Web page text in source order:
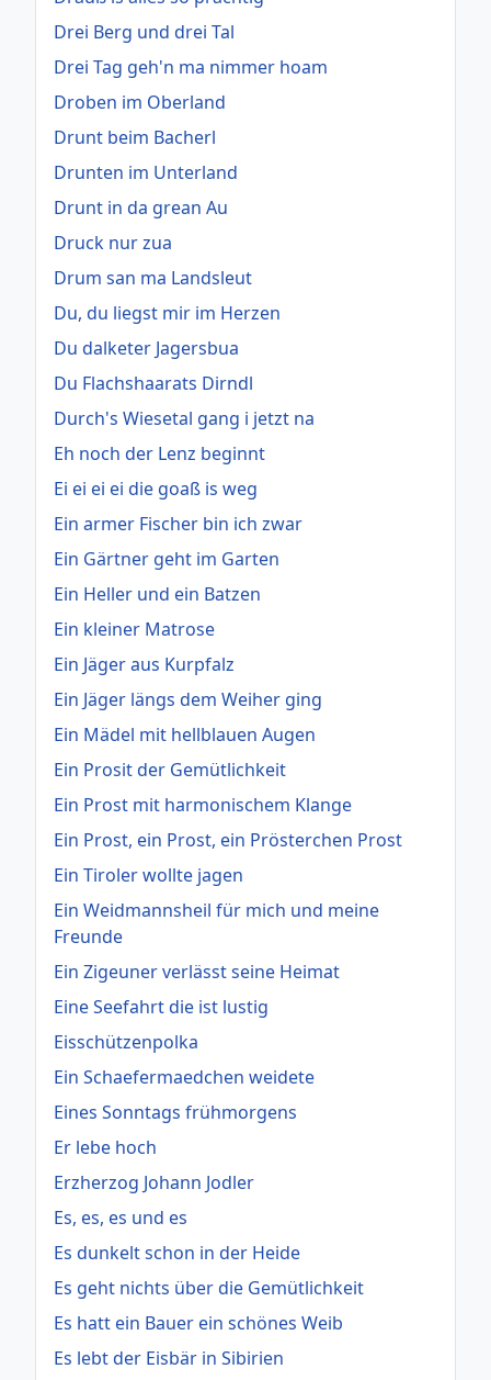
Drei Berg und drei Tal
Drei Tag geh'n ma nimmer hoam
Droben im Oberland
Drunt beim Bacherl
Drunten im Unterland
Drunt in da grean Au
Druck nur zua
Drum san ma Landsleut
Du, du liegst mir im Herzen
Du dalketer Jagersbua
Du Flachshaarats Dirndl
Durch's Wiesetal gang i jetzt na
Eh noch der Lenz beginnt
Ei ei ei ei die goaß is weg
Ein armer Fischer bin ich zwar
Ein Gärtner geht im Garten
Ein Heller und ein Batzen
Ein kleiner Matrose
Ein Jäger aus Kurpfalz
Ein Jäger längs dem Weiher ging
Ein Mädel mit hellblauen Augen
Ein Prosit der Gemütlichkeit
Ein Prost mit harmonischem Klange
Ein Prost, ein Prost, ein Prösterchen Prost
Ein Tiroler wollte jagen
Ein Weidmannsheil für mich und meine
Freunde
Ein Zigeuner verlässt seine Heimat
Eine Seefahrt die ist lustig
Eisschützenpolka
Ein Schaefermaedchen weidete
Eines Sonntags frühmorgens
Er lebe hoch
Erzherzog Johann Jodler
Es, es, es und es
Es dunkelt schon in der Heide
Es geht nichts über die Gemütlichkeit
Es hatt ein Bauer ein schönes Weib
Es lebt der Eisbär in Sibirien